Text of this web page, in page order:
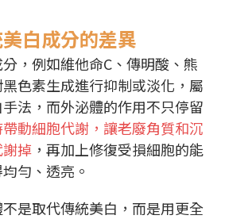
白成分的差異
，例如維他命C、傳明酸、熊
色素生成進行抑制或淡化，屬
法，而外泌體的作用不只停留
動細胞代謝，讓老廢角質和沉
掉 ，再加上修復受損細胞的能
勻、透亮。
是取代傳統美白，而是用更全